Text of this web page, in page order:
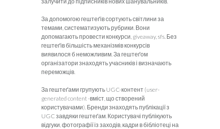
За допомогою гештеґів сортують світлини за
темами, систематизують рубрики. Вони
допомагають провести конкурси, giveaway, sfs. Без
гештеґів більшість механізмів конкурсів
виявилося б неможливим. За гештеґом
організатори знаходять учасників і визначають
переможців.
За гештеґами групують UGC-контент (user-
generated content -вміст, що створений
користувачами). Бренди знаходять публікації з
UGC завдяки гештеґам. Користувачі публікують
відгуки, фотографії із заходів, кадри в бібліотеці на